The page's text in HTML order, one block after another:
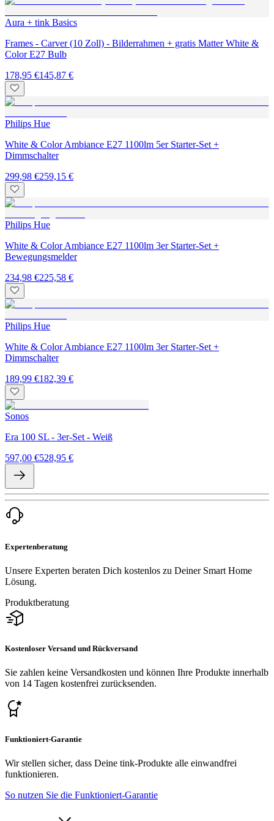
Aura + tink Basics
Frames - Carver (10 Zoll) - Bilderrahmen + gratis Matter White &
Color E27 Bulb
178,95 €145,87 €
Philips Hue
White & Color Ambiance E27 1100lm 5er Starter-Set +
Dimmschalter
299,98 €259,15 €
Philips Hue
White & Color Ambiance E27 1100lm 3er Starter-Set +
Bewegungsmelder
234,98 €225,58 €
Philips Hue
White & Color Ambiance E27 1100lm 3er Starter-Set +
Dimmschalter
189,99 €182,39 €
Sonos
Era 100 SL - 3er-Set - Weiß
597,00 €528,95 €
Expertenberatung
Unsere Experten beraten Dich kostenlos zu Deiner Smart Home
Lösung.
Produktberatung
Kostenloser Versand und Rückversand
Sie zahlen keine Versandkosten und können Ihre Produkte innerhalb
von 14 Tagen kostenfrei zurücksenden.
Funktioniert-Garantie
Wir stellen sicher, dass Deine tink-Produkte alle einwandfrei
funktionieren.
So nutzen Sie die Funktioniert-Garantie